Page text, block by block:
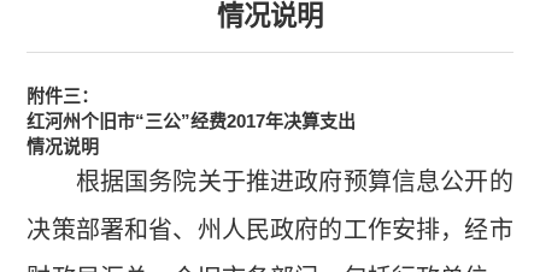
情况说明
附件三：
红河州个旧市“三公”经费2017年决算支出
情况说明
根据国务院关于推进政府预算信息公开的
决策部署和省、州人民政府的工作安排，经市